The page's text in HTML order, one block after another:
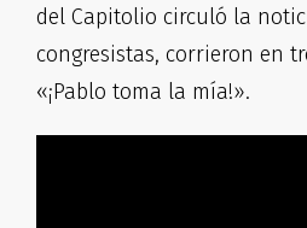
del Capitolio circuló la
congresistas, corrieron en
«¡Pablo toma la mía!».